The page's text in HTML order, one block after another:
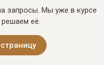
запросы. Мы уже в курсе
её.